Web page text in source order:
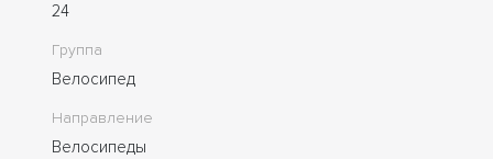
24
Группа
Велосипед
Направление
Велосипеды